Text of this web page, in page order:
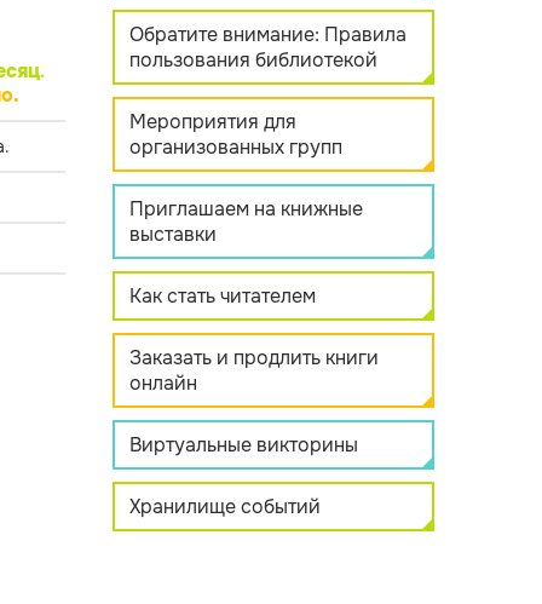
.
Обратите внимание: Правила
пользования библиотекой
Мероприятия для
организованных групп
Приглашаем на книжные
выставки
Как стать читателем
Заказать и продлить книги
онлайн
Виртуальные викторины
Хранилище событий